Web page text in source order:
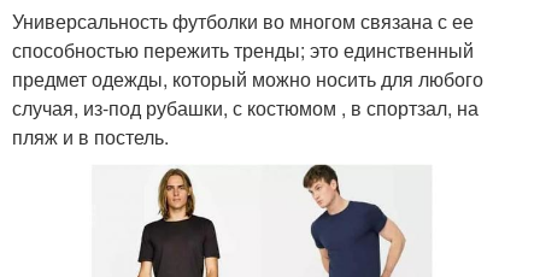
Универсальность футболки во многом связана с ее
способностью пережить тренды; это единственный
предмет одежды, который можно носить для любого
случая, из-под рубашки, с костюмом , в спортзал, на
пляж и в постель.